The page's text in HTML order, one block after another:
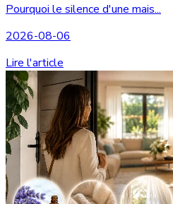
Pourquoi le silence d'une mais...
2026-08-06
Lire l'article